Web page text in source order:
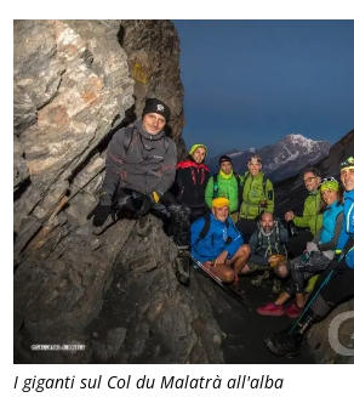
I giganti sul Col du Malatrà all'alba